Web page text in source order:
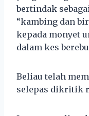
bertindak
“kambing dan
kepada monyet
dalam kes
Beliau telah
selepas dikritik